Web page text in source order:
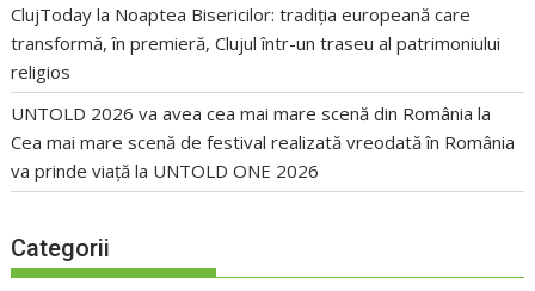
ClujToday la Noaptea Bisericilor: tradiția europeană care
transformă, în premieră, Clujul într-un traseu al patrimoniului
religios
UNTOLD 2026 va avea cea mai mare scenă din România la
Cea mai mare scenă de festival realizată vreodată în România
va prinde viață la UNTOLD ONE 2026
Categorii